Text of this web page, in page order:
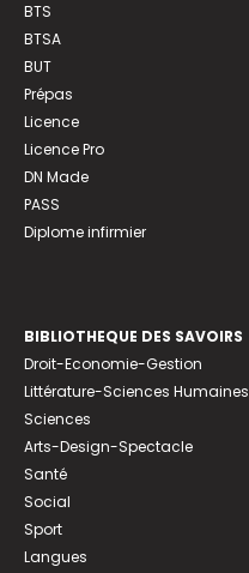
BTS
BTSA
BUT
Prépas
Licence
Licence Pro
DN Made
PASS
Diplome infirmier
BIBLIOTHEQUE DES SAVOIRS
Droit-Economie-Gestion
Littérature-Sciences Humaines
Sciences
Arts-Design-Spectacle
Santé
Social
Sport
Langues